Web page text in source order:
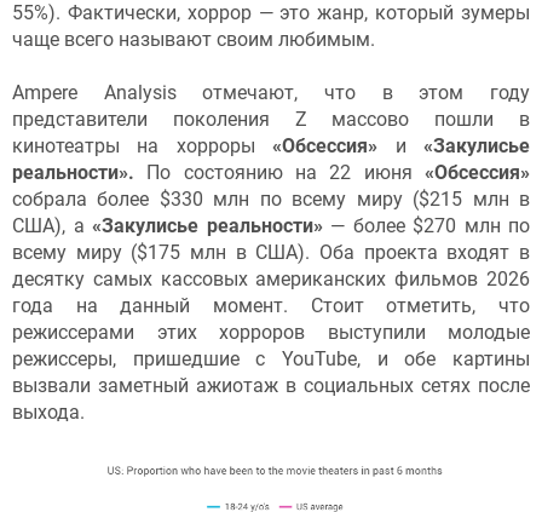
55%). Фактически, хоррор — это жанр, который зумеры
чаще всего называют своим любимым.
Ampere Analysis отмечают, что в этом году
представители поколения Z массово пошли в
кинотеатры на хорроры«Обсессия» и«Закулисье
реальности».
По состоянию на 22 июня «Обсессия»
собрала более $330 млн по всему миру ($215 млн в
США), а «Закулисье реальности» — более $270 млн по
всему миру ($175 млн в США). Оба проекта входят в
десятку самых кассовых американских фильмов 2026
года на данный момент. Стоит отметить, что
режиссерами этих хорроров выступили молодые
режиссеры, пришедшие с YouTube, и обе картины
вызвали заметный ажиотаж в социальных сетях после
выхода.